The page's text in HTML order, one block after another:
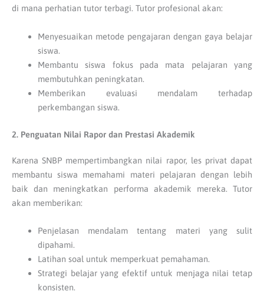
di mana perhatian tutor terbagi. Tutor profesional akan:
Menyesuaikan metode pengajaran dengan gaya belajar
siswa.
Membantu siswa fokus pada mata pelajaran yang
membutuhkan peningkatan.
Memberikan evaluasi mendalam terhadap
perkembangan siswa.
2. Penguatan Nilai Rapor dan Prestasi Akademik
Karena SNBP mempertimbangkan nilai rapor, les privat dapat
membantu siswa memahami materi pelajaran dengan lebih
baik dan meningkatkan performa akademik mereka. Tutor
akan memberikan:
Penjelasan mendalam tentang materi yang sulit
dipahami.
Latihan soal untuk memperkuat pemahaman.
Strategi belajar yang efektif untuk menjaga nilai tetap
konsisten.